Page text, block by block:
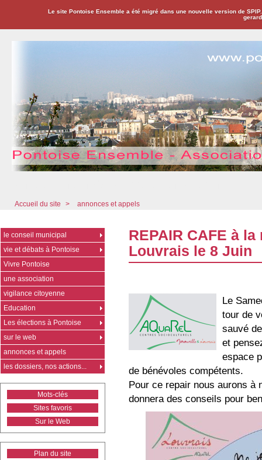
Le site Pontoise Ensemble a été migré dans une nouvelle version de
Accueil du site > annonces et appels
REPAIR CAFE à
Louvrais le 8 Juin
Le
tour de
sauvé
et
espace
de bénévoles compétents.
Pour ce repair nous aurons à
donnera des conseils pour
le conseil municipal
vie et débats à Pontoise
Vivre Pontoise
une association
vigilance citoyenne
Education
Les élections à Pontoise
sur le web
annonces et appels
les dossiers, nos actions...
Mots-clés
Sites favoris
Sur le Web
Plan du site